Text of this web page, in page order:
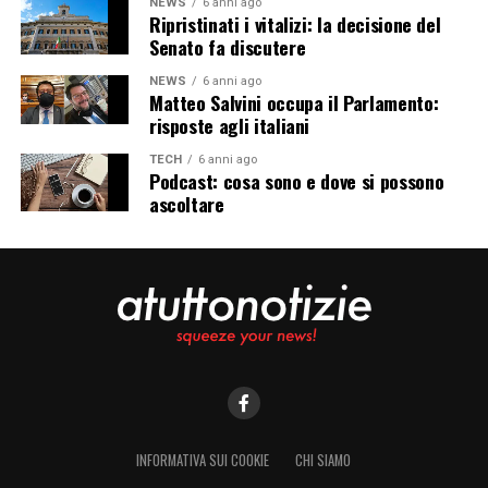
Ripristinati i vitalizi: la decisione del
Senato fa discutere
NEWS 6 anni ago
Matteo Salvini occupa il Parlamento:
risposte agli italiani
TECH 6 anni ago
Podcast: cosa sono e dove si possono
ascoltare
INFORMATIVA SUI COOKIE CHI SIAMO